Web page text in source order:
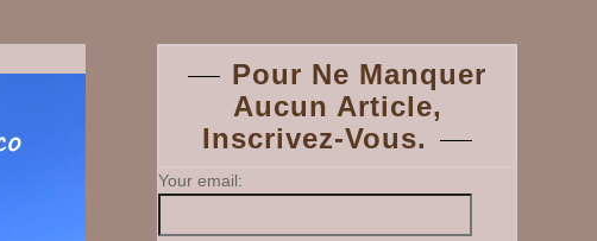
Pour Ne Manquer
Aucun Article,
Inscrivez-Vous.
Your email: